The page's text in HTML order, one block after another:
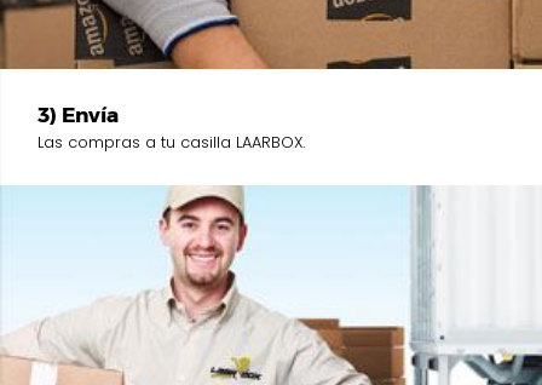
3) Envía
Las compras a tu casilla LAARBOX.